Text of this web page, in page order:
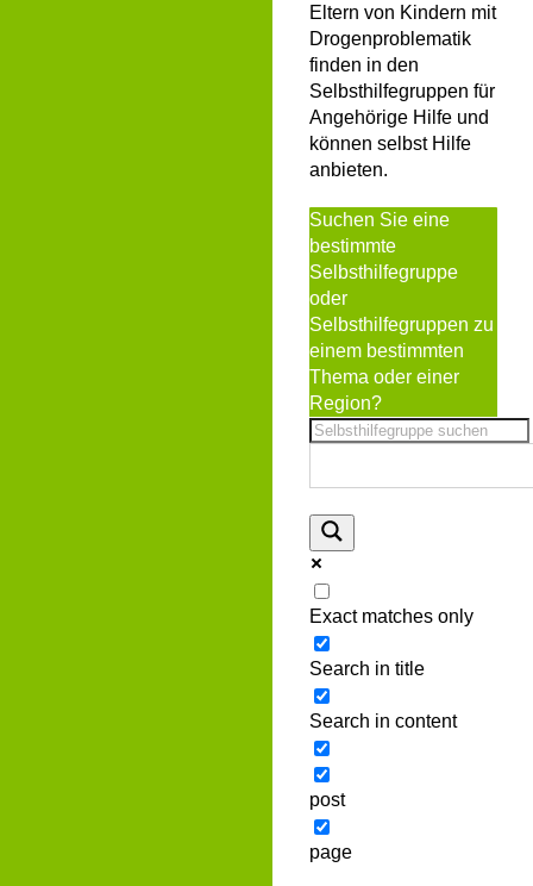
Eltern von Kindern mit
Drogenproblematik
finden in den
Selbsthilfegruppen für
Angehörige Hilfe und
können selbst Hilfe
anbieten.
Suchen Sie eine
bestimmte
Selbsthilfegruppe
oder
Selbsthilfegruppen zu
einem bestimmten
Thema oder einer
Region?
Exact matches only
Search in title
Search in content
post
page